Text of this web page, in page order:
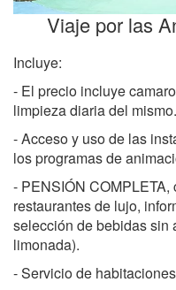
Viaje por las
Incluye:
- El precio incluye
limpieza diaria del mismo.
- Acceso y uso de las
los programas de
- PENSIÓN
restaurantes de lujo,
selección de bebidas sin
limonada).
- Servicio de